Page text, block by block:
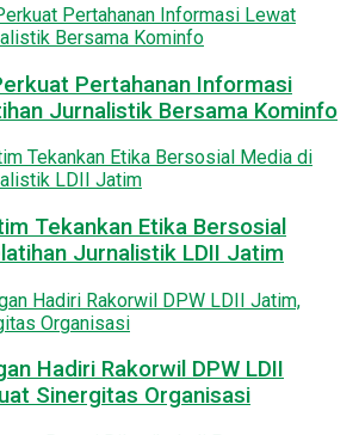
Pertahanan Informasi
Jurnalistik Bersama Kominfo
Tekankan Etika Bersosial
Jurnalistik LDII Jatim
Hadiri Rakorwil DPW LDII
Sinergitas Organisasi